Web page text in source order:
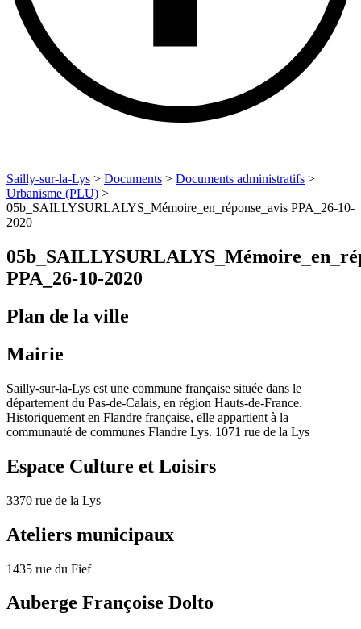
Sailly-sur-la-Lys > Documents > Documents administratifs >
Urbanisme (PLU) >
05b_SAILLYSURLALYS_Mémoire_en_réponse_avis PPA_26-10-
2020
PPA_26-10-2020
Plan de la ville
Mairie
Sailly-sur-la-Lys est une commune française située dans le
département du Pas-de-Calais, en région Hauts-de-France.
Historiquement en Flandre française, elle appartient à la
communauté de communes Flandre Lys. 1071 rue de la Lys
Espace Culture et Loisirs
3370 rue de la Lys
Ateliers municipaux
1435 rue du Fief
Auberge Françoise Dolto